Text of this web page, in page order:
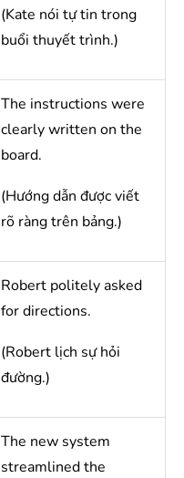
(Kate nói tự tin trong
buổi thuyết trình.)
The instructions were
clearly written on the
board.
(Hướng dẫn được viết
rõ ràng trên bảng.)
Robert politely asked
for directions.
(Robert lịch sự hỏi
đường.)
The new system
streamlined the